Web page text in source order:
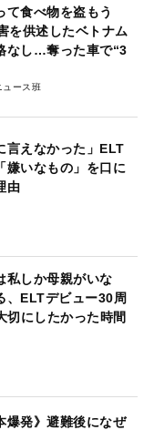
食べ物を盗もう
を供述したベトナム
なし…奪った車で“3
ュース班
言えなかった」ELT
嫌いなもの」を口に
由
私しか母親がいな
、ELTデビュー30周
切にしたかった時間
爆発》避難後になぜ